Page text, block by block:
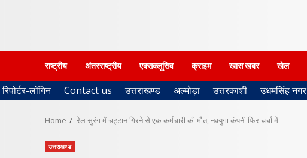
राष्ट्रीय अंतरराष्ट्रीय एक्सक्लूसिव क्राइम खास खबर खेल
रिपोर्टर-लॉगिन Contact us उत्तराखण्ड अल्मोड़ा उत्तरकाशी उधमसिंह नगर
Home रेल सुरंग में चट्टान गिरने से एक कर्मचारी की मौत, नवयुगा कंपनी फिर चर्चा में
उत्तराखण्ड